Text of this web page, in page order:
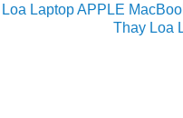
Loa Laptop APPLE
Thay Loa